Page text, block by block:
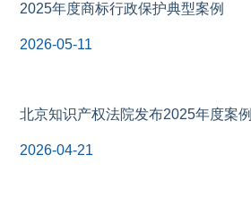
2025年度商标行政保护典型案例
2026-05-11
北京知识产权法院发布2025年度案例
2026-04-21